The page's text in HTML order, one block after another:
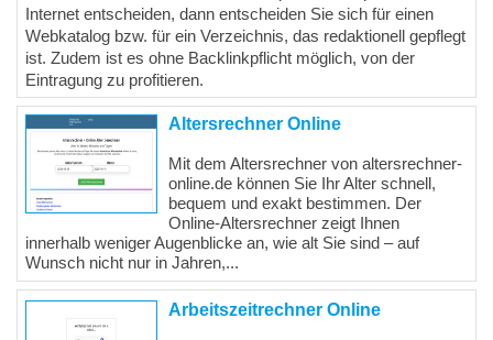
Internet entscheiden, dann entscheiden Sie sich für einen
Webkatalog bzw. für ein Verzeichnis, das redaktionell gepflegt
ist. Zudem ist es ohne Backlinkpflicht möglich, von der
Eintragung zu profitieren.
Altersrechner Online
Mit dem Altersrechner von altersrechner-
online.de können Sie Ihr Alter schnell,
bequem und exakt bestimmen. Der
Online-Altersrechner zeigt Ihnen
innerhalb weniger Augenblicke an, wie alt Sie sind – auf
Wunsch nicht nur in Jahren,...
Arbeitszeitrechner Online